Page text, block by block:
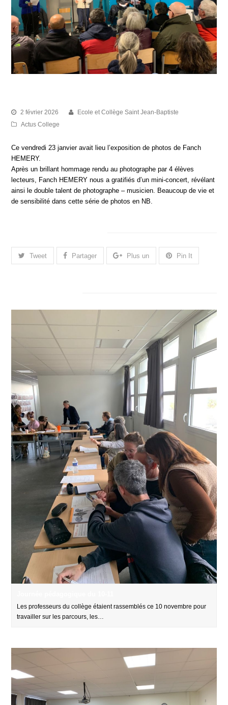
2 février 2026
Ecole et Collège Saint Jean-Baptiste
Actus College
Ce vendredi 23 janvier avait lieu l’exposition de photos de Fanch
HEMERY.
Après un brillant hommage rendu au photographe par 4 élèves
lecteurs, Fanch HEMERY nous a gratifiés d’un mini-concert, révélant
ainsi le double talent de photographe – musicien. Beaucoup de vie et
de sensibilité dans cette série de photos en NB.
Tweet Partager Plus un Pin It
Les professeurs du collège étaient rassemblés ce 10 novembre pour
travailler sur les parcours, les…